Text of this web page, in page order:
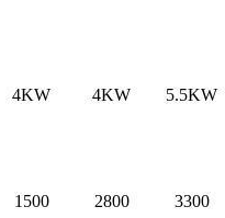
4KW 4KW 5.5KW
1500 2800 3300